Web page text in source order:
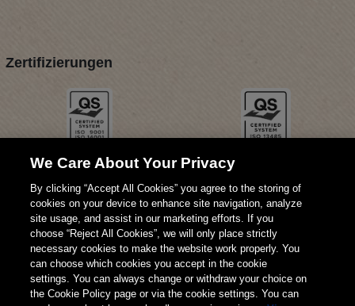
Zertifizierungen
We Care About Your Privacy
By clicking “Accept All Cookies” you agree to the storing of
cookies on your device to enhance site navigation, analyze
site usage, and assist in our marketing efforts. If you
choose “Reject All Cookies”, we will only place strictly
necessary cookies to make the website work properly. You
can choose which cookies you accept in the cookie
settings. You can always change or withdraw your choice on
the Cookie Policy page or via the cookie settings. You can